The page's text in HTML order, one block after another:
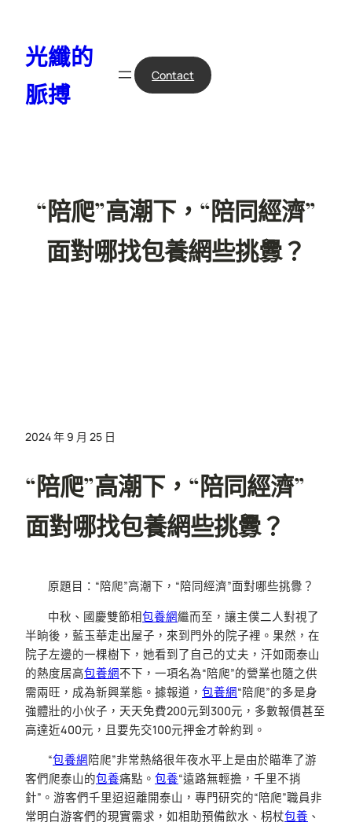
光纖的
脈搏
Contact
“陪爬”高潮下，“陪同經濟”
面對哪找包養網些挑釁？
2024 年 9 月 25 日
“陪爬”高潮下，“陪同經濟”
面對哪找包養網些挑釁？
原題目：“陪爬”高潮下，“陪同經濟”面對哪些挑釁？
中秋、國慶雙節相包養網繼而至，讓主僕二人對視了
半晌後，藍玉華走出屋子，來到門外的院子裡。果然，在
院子左邊的一棵樹下，她看到了自己的丈夫，汗如雨泰山
的熱度居高包養網不下，一項名為“陪爬”的營業也隨之供
需兩旺，成為新興業態。據報道， 包養網“陪爬”的多是身
強體壯的小伙子，天天免費200元到300元，多數報價甚至
高達近400元，且要先交100元押金才幹約到。
“包養網 陪爬”非常熱絡很年夜水平上是由於瞄準了游
客們爬泰山的包養痛點。 包養“遠路無輕擔，千里不捎
針”。游客們千里迢迢離開泰山，專門研究的“陪爬”職員非
常明白游客們的現實需求，如相助預備飲水、枴杖包養 、